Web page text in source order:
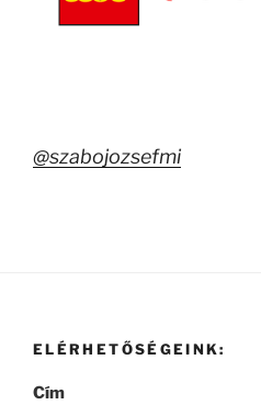
@szabojozsefmi
ELÉRHETŐSÉGEINK:
Cím